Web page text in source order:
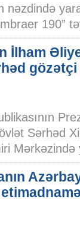
nəzdində
190”
İlham
Sərhəd